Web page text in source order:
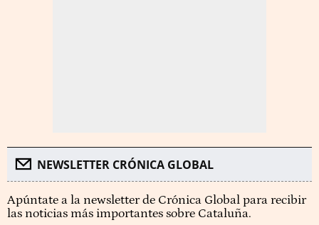
NEWSLETTER CRÓNICA GLOBAL
Apúntate a la newsletter de Crónica Global para recibir
las noticias más importantes sobre Cataluña.